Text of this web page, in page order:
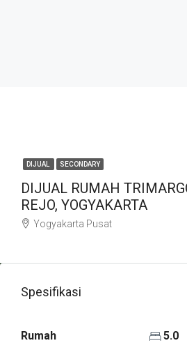
DIJUAL SECONDARY
DIJUAL RUMAH
REJO, YOGYAKARTA
Yogyakarta Pusat
Spesifikasi
Rumah 5.0